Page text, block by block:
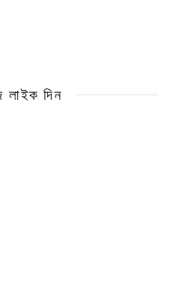
লাইক দিন